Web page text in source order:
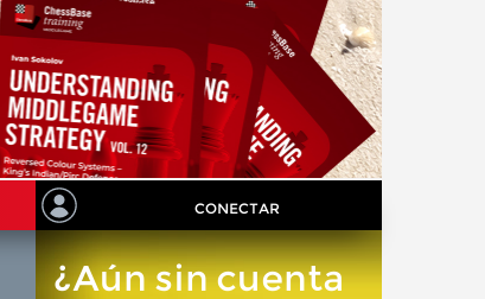
CONECTAR
¿Aún sin cuenta